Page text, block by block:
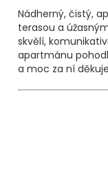
Nádherný, čistý,
terasou a
skvělí,
apartmánu
a moc za ní